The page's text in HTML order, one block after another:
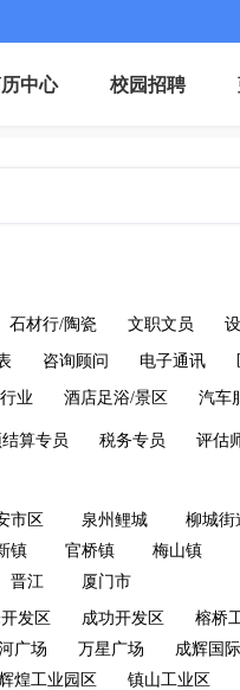
中心 校园招聘
石材行/陶瓷 文职文员
咨询顾问 电子通讯
业 酒店足浴/景区 汽车
算专员 税务专员 评估
市区 泉州鲤城 柳城街
镇 官桥镇 梅山镇
晋江 厦门市
发区 成功开发区 榕桥
广场 万星广场 成辉国际
煌工业园区 镇山工业区